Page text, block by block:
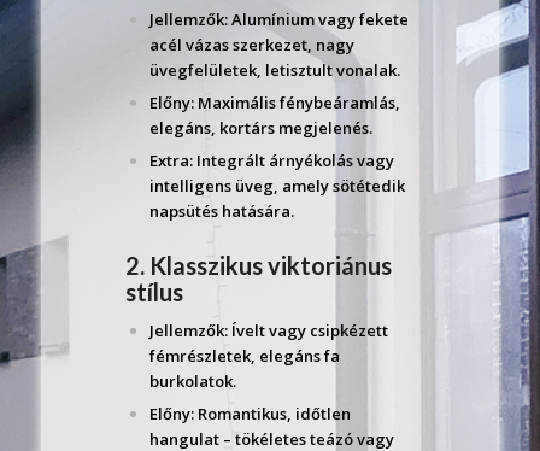
Jellemzők: Alumínium vagy fekete
acél vázas szerkezet, nagy
üvegfelületek, letisztult vonalak.
Előny: Maximális fénybeáramlás,
elegáns, kortárs megjelenés.
Extra: Integrált árnyékolás vagy
intelligens üveg, amely sötétedik
napsütés hatására.
2. Klasszikus viktoriánus
stílus
Jellemzők: Ívelt vagy csipkézett
fémrészletek, elegáns fa
burkolatok.
Előny: Romantikus, időtlen
hangulat – tökéletes teázó vagy